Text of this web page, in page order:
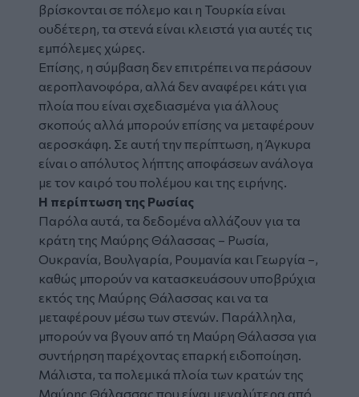
βρίσκονται σε πόλεμο και η Τουρκία είναι
ουδέτερη, τα στενά είναι κλειστά για αυτές τις
εμπόλεμες χώρες.
Επίσης, η σύμβαση δεν επιτρέπει να περάσουν
αεροπλανοφόρα, αλλά δεν αναφέρει κάτι για
πλοία που είναι σχεδιασμένα για άλλους
σκοπούς αλλά μπορούν επίσης να μεταφέρουν
αεροσκάφη. Σε αυτή την περίπτωση, η Άγκυρα
είναι ο απόλυτος λήπτης αποφάσεων ανάλογα
με τον καιρό του πολέμου και της ειρήνης.
Η περίπτωση της Ρωσίας
Παρόλα αυτά, τα δεδομένα αλλάζουν για τα
κράτη της Μαύρης Θάλασσας – Ρωσία,
Ουκρανία, Βουλγαρία, Ρουμανία και Γεωργία –,
καθώς μπορούν να κατασκευάσουν υποβρύχια
εκτός της Μαύρης Θάλασσας και να τα
μεταφέρουν μέσω των στενών. Παράλληλα,
μπορούν να βγουν από τη Μαύρη Θάλασσα για
συντήρηση παρέχοντας επαρκή ειδοποίηση.
Μάλιστα, τα πολεμικά πλοία των κρατών της
Μαύρης Θάλασσας που είναι μεγαλύτερα από